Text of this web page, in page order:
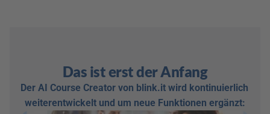
Das ist erst der Anfang
Der AI Course Creator von blink.it wird kontinuierlich
weiterentwickelt und um neue Funktionen ergänzt: